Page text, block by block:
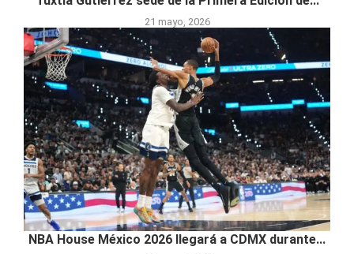
21 mayo, 2026
NBA House México 2026 llegará a CDMX durante...